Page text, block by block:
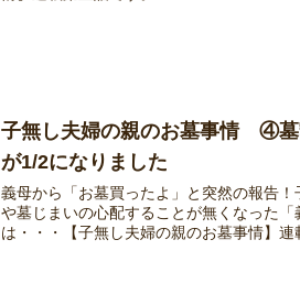
子無し夫婦の親のお墓事情 ④墓
が1/2になりました
義母から「お墓買ったよ」と突然の報告
や墓じまいの心配することが無くなった「
は・・・【子無し夫婦の親のお墓事情】連